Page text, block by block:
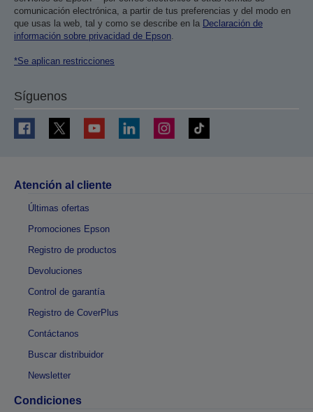
comunicación electrónica, a partir de tus preferencias y del modo en
que usas la web, tal y como se describe en la Declaración de
información sobre privacidad de Epson.
*Se aplican restricciones
Síguenos
Atención al cliente
Últimas ofertas
Promociones Epson
Registro de productos
Devoluciones
Control de garantía
Registro de CoverPlus
Contáctanos
Buscar distribuidor
Newsletter
Condiciones